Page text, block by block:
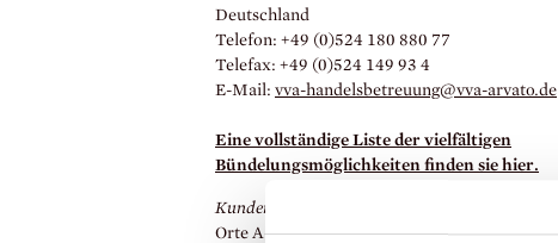
Deutschland
Telefon: +49 (0)524 180 880 77
Telefax: +49 (0)524 149 93 4
E-Mail: vva-handelsbetreuung@vva-arvato.de
Eine vollständige Liste der vielfältigen
Bündelungsmöglichkeiten finden sie hier.
Kundenbetreuung
Orte A-D: Theresa Sieverding